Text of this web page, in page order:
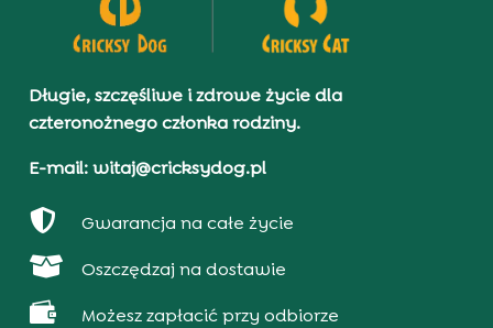
Długie, szczęśliwe i zdrowe życie dla
czteronożnego członka rodziny.
E-mail: witaj@cricksydog.pl
 Gwarancja na całe życie
 Oszczędzaj na dostawie
 Możesz zapłacić przy odbiorze